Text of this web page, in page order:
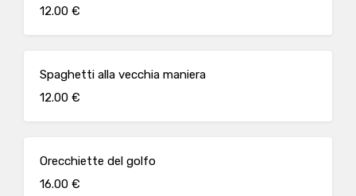
12.00 €
Spaghetti alla vecchia maniera
12.00 €
Orecchiette del golfo
16.00 €